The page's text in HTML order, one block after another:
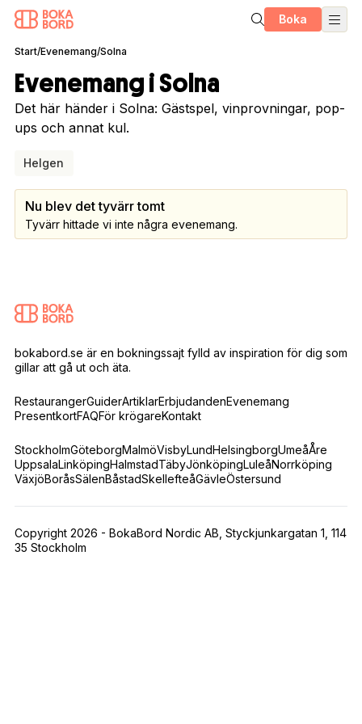
Boka
Start/Evenemang/Solna
Evenemang i Solna
Det här händer i Solna: Gästspel, vinprovningar, pop-
ups och annat kul.
Helgen
Nu blev det tyvärr tomt
Tyvärr hittade vi inte några evenemang.
bokabord.se är en bokningssajt fylld av inspiration för dig som
gillar att gå ut och äta.
RestaurangerGuiderArtiklarErbjudandenEvenemang
PresentkortFAQFör krögareKontakt
StockholmGöteborgMalmöVisbyLundHelsingborgUmeåÅre
UppsalaLinköpingHalmstadTäbyJönköpingLuleåNorrköping
VäxjöBoråsSälenBåstadSkellefteåGävleÖstersund
Copyright 2026 - BokaBord Nordic AB, Styckjunkargatan 1, 114
35 Stockholm